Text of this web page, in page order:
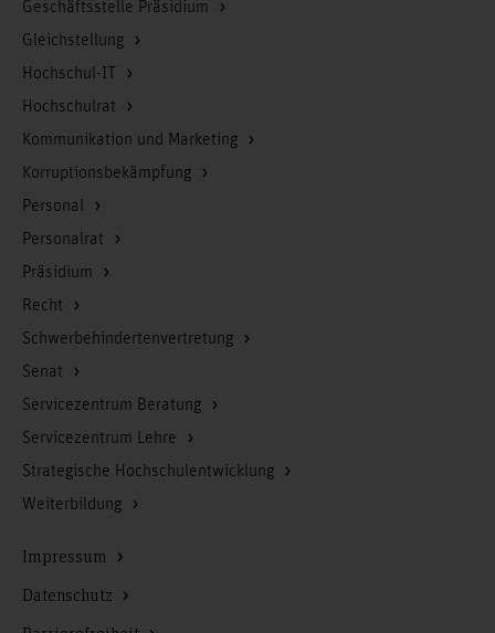
Geschäftsstelle Präsidium
Gleichstellung
Hochschul-IT
Hochschulrat
Kommunikation und Marketing
Korruptionsbekämpfung
Personal
Personalrat
Präsidium
Recht
Schwerbehindertenvertretung
Senat
Servicezentrum Beratung
Servicezentrum Lehre
Strategische Hochschulentwicklung
Weiterbildung
Impressum
Datenschutz